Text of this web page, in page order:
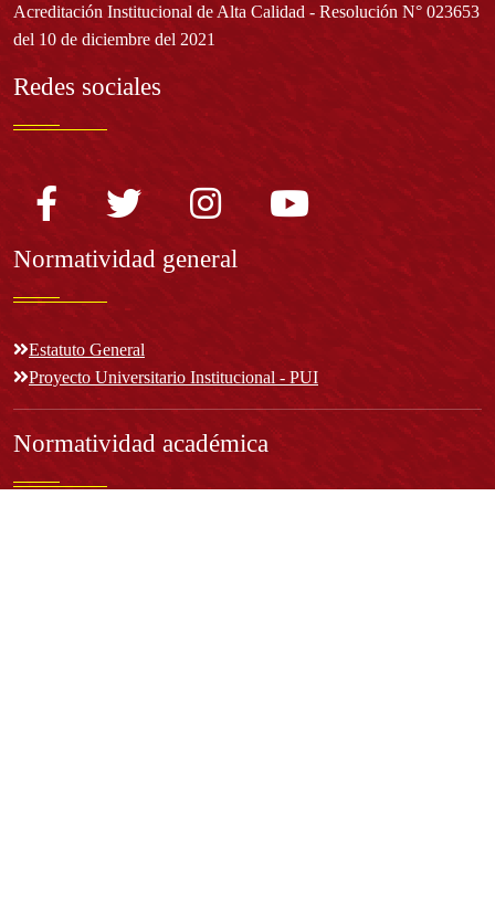
Acreditación Institucional de Alta Calidad - Resolución N° 023653
del 10 de diciembre del 2021
Redes sociales
Normatividad general
Estatuto General
Proyecto Universitario Institucional - PUI
Normatividad académica